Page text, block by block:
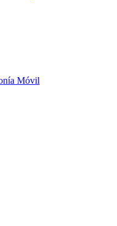
Móvil